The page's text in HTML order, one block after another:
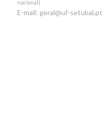
nacional)
E-mail: geral@uf-setubal.pt